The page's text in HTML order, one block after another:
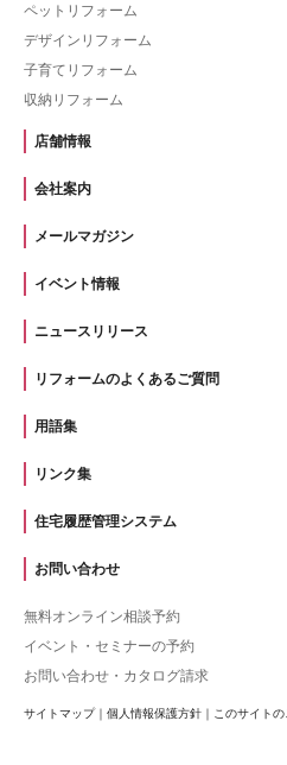
ペットリフォーム
デザインリフォーム
子育てリフォーム
収納リフォーム
店舗情報
会社案内
メールマガジン
イベント情報
ニュースリリース
リフォームのよくあるご質問
用語集
リンク集
住宅履歴管理システム
お問い合わせ
無料オンライン相談予約
イベント・セミナーの予約
お問い合わせ・カタログ請求
サイトマップ｜ 個人情報保護方針 ｜ このサイト